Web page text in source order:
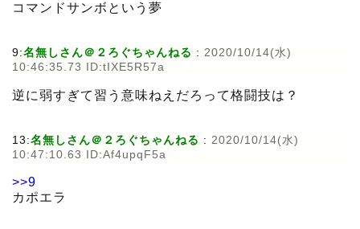
コマンドサンボという夢
9:名無しさん＠２ろぐちゃんねる : 2020/10/14(水)
10:46:35.73 ID:tIXE5R57a
逆に弱すぎて習う意味ねえだろって格闘技は？
13:名無しさん＠２ろぐちゃんねる : 2020/10/14(水)
10:47:10.63 ID:Af4upqF5a
>>9
カポエラ